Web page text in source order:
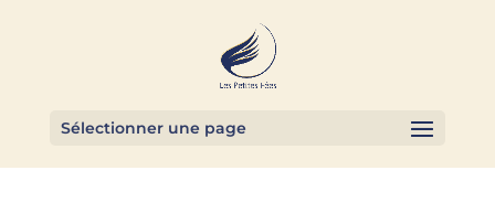
Sélectionner une page